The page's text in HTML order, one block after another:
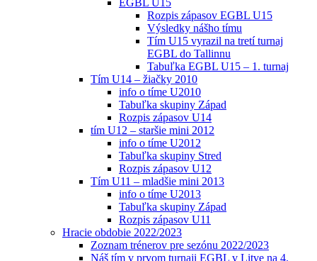
Rozpis zápasov EGBL U15
Výsledky nášho tímu
Tím U15 vyrazil na tretí turnaj
EGBL do Tallinnu
Tabuľka EGBL U15 – 1. turnaj
Tím U14 – žiačky 2010
info o tíme U2010
Tabuľka skupiny Západ
Rozpis zápasov U14
tím U12 – staršie mini 2012
info o tíme U2012
Tabuľka skupiny Stred
Rozpis zápasov U12
Tím U11 – mladšie mini 2013
info o tíme U2013
Tabuľka skupiny Západ
Rozpis zápasov U11
Hracie obdobie 2022/2023
Zoznam trénerov pre sezónu 2022/2023
Náš tím v prvom turnaji EGBL v Litve na 4.